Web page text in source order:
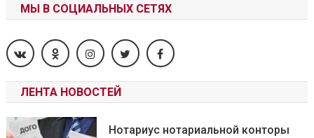
МЫ В СОЦИАЛЬНЫХ СЕТЯХ
ЛЕНТА НОВОСТЕЙ
Нотариус нотариальной конторы